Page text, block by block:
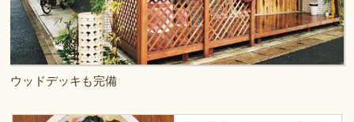
ウッドデッキも完備